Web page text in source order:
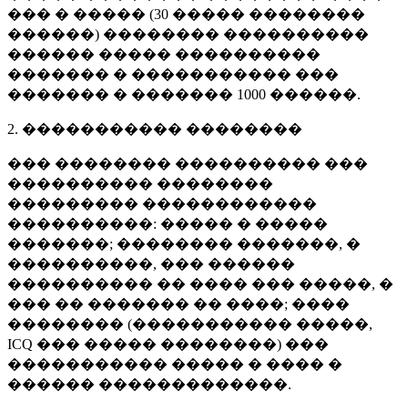
��� � ����� (30 ����� ��������
������) �������� ����������
������ ����� ����������
������� � ����������� ���
������� � ������� 1000 ������.
2. ����������� ��������
��� �������� ���������� ���
���������� ��������
��������� ������������
����������: ����� � �����
�������; �������� �������, �
����������, ��� ������
���������� �� ���� ��� �����, �
��� �� ������� �� ����; ����
�������� (����������� �����,
ICQ ��� ����� ��������) ���
����������� ����� � ���� �
������ �������������.